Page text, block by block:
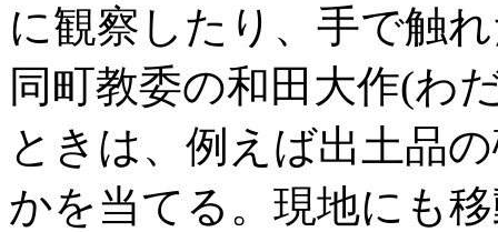
に観察したり、手で触
同町教委の和田大作(わ
ときは、例えば出土品
かを当てる。現地にも